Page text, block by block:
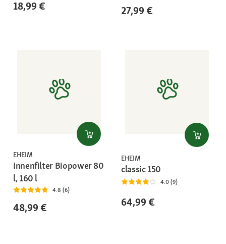
18,99 € 27,99 €
EHEIM
Innenfilter Biopower 80
l, 160 l
4.8 (6)
48,99 €
EHEIM
classic 150
4.0 (9)
64,99 €